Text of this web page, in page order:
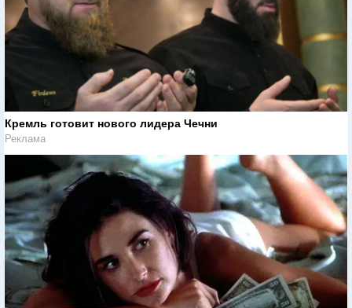
Кремль готовит нового лидера Чечни
Реклама